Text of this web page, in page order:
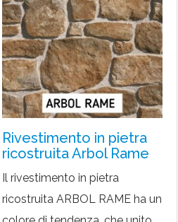
Rivestimento in pietra
ricostruita Arbol Rame
Il rivestimento in pietra
ricostruita ARBOL RAME ha un